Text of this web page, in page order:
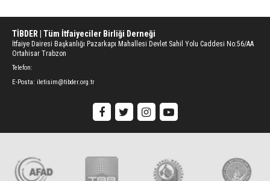
TİBDER | Tüm İtfaiyeciler Birliği Derneği
İtfaiye Dairesi Başkanlığı Pazarkapı Mahallesi Devlet Sahil Yolu Caddesi No:56/AA
Ortahisar Trabzon
Telefon:
E-Posta: iletisim@tibder.org.tr